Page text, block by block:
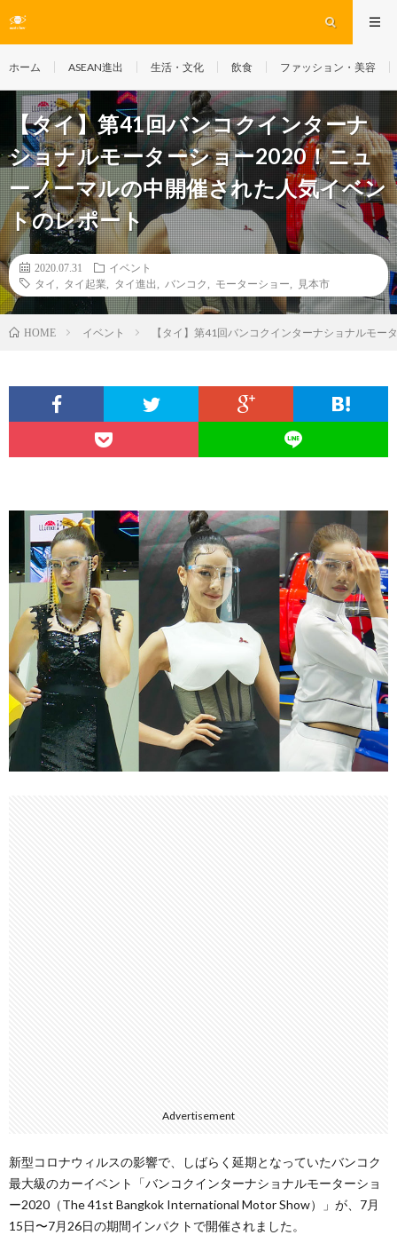
ホーム ASEAN進出 生活・文化 飲食 ファッション・美容
【タイ】第41回バンコクインターナ
ショナルモーターショー2020！ニュ
ーノーマルの中開催された人気イベン
トのレポート
2020.07.31
イベント
タイ
タイ起業 タイ進出 バンコク モーターショー 見本市
HOME イベント 【タイ】第41回バンコクインターナショナルモ
Advertisement
新型コロナウィルスの影響で、しばらく延期となっていたバンコク
最大級のカーイベント「バンコクインターナショナルモーターショ
ー2020（The 41st Bangkok International Motor Show）」が、7月
15日〜7月26日の期間インパクトで開催されました。